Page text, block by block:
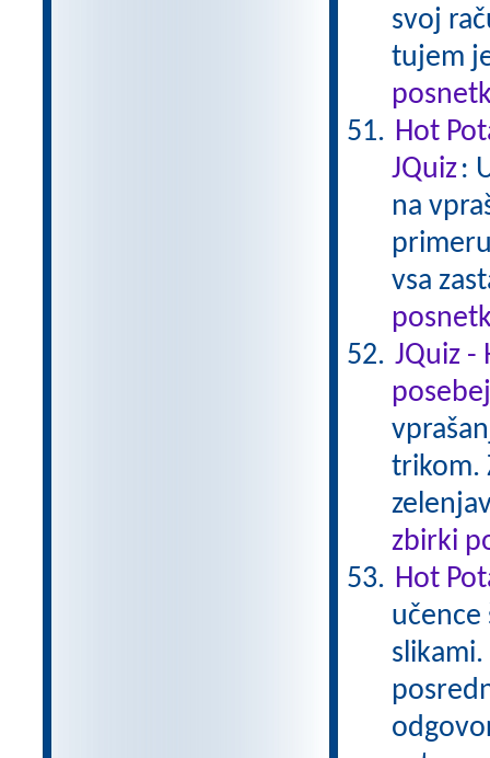
svoj
tujem
Hot
JQuiz:
na
vsa
JQuiz -
posebej
trikom.
zbirki
Hot
učence